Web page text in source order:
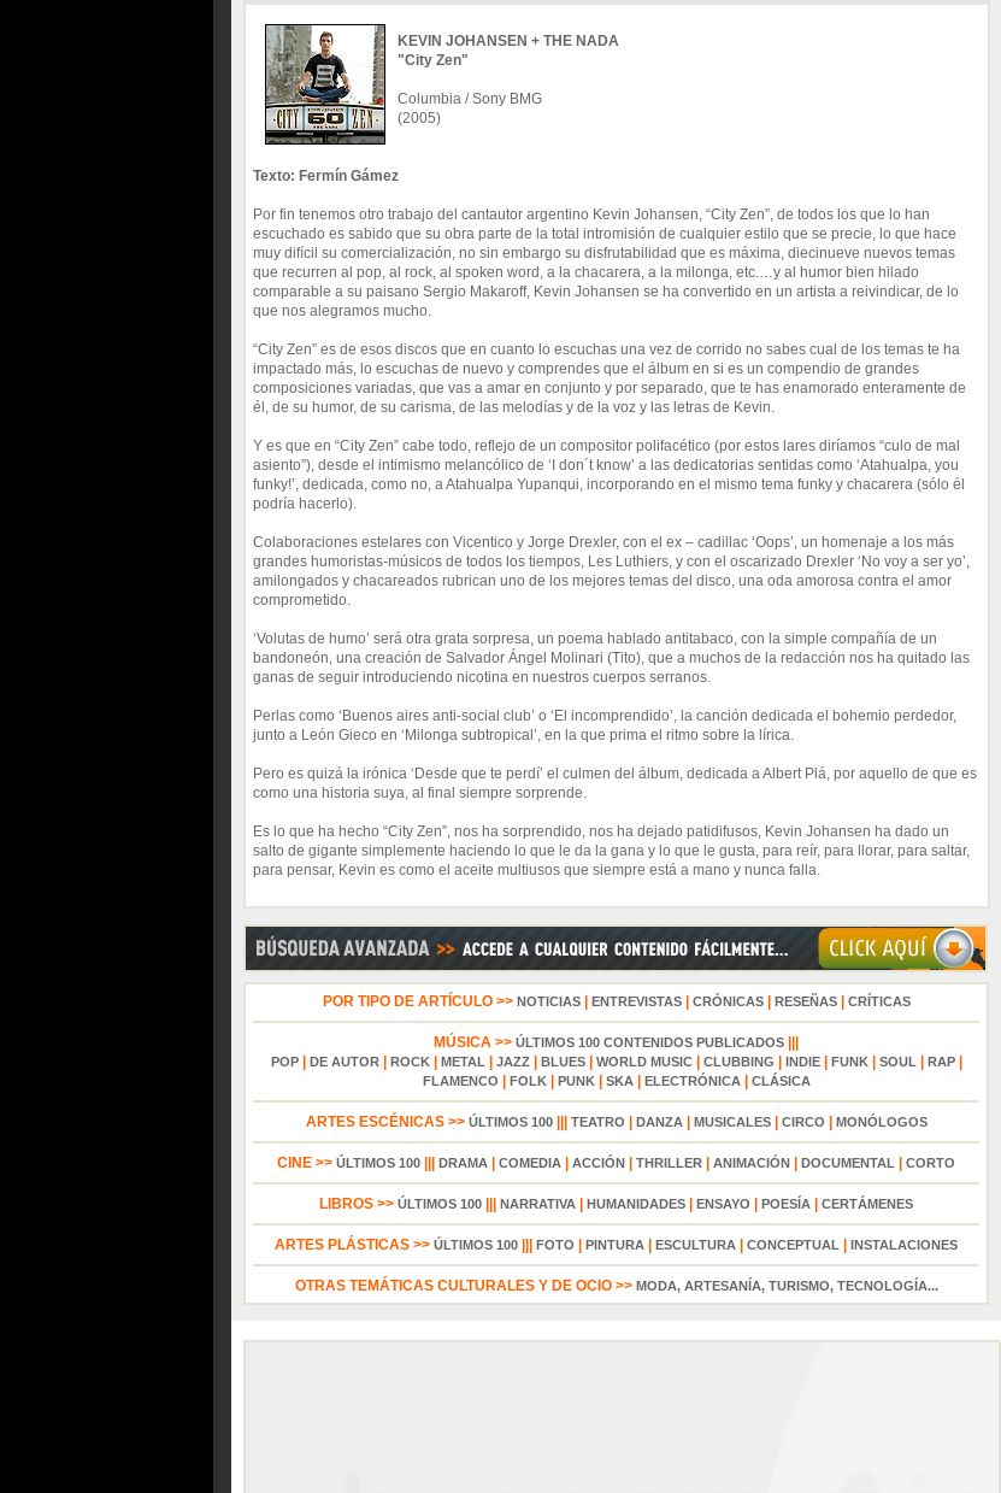
KEVIN JOHANSEN + THE NADA
"City Zen"
Columbia / Sony BMG
(2005)
Texto: Fermín Gámez
Por fin tenemos otro trabajo del cantautor argentino Kevin Johansen, “City Zen”, de todos los que lo han
escuchado es sabido que su obra parte de la total intromisión de cualquier estilo que se precie, lo que hace
muy difícil su comercialización, no sin embargo su disfrutabilidad que es máxima, diecinueve nuevos temas
que recurren al pop, al rock, al spoken word, a la chacarera, a la milonga, etc.…y al humor bien hilado
comparable a su paisano Sergio Makaroff, Kevin Johansen se ha convertido en un artista a reivindicar, de lo
que nos alegramos mucho.
“City Zen” es de esos discos que en cuanto lo escuchas una vez de corrido no sabes cual de los temas te ha
impactado más, lo escuchas de nuevo y comprendes que el álbum en si es un compendio de grandes
composiciones variadas, que vas a amar en conjunto y por separado, que te has enamorado enteramente de
él, de su humor, de su carisma, de las melodías y de la voz y las letras de Kevin.
Y es que en “City Zen” cabe todo, reflejo de un compositor polifacético (por estos lares diríamos “culo de mal
asiento”), desde el intimismo melancólico de ‘I don´t know’ a las dedicatorias sentidas como ‘Atahualpa, you
funky!’, dedicada, como no, a Atahualpa Yupanqui, incorporando en el mismo tema funky y chacarera (sólo él
podría hacerlo).
Colaboraciones estelares con Vicentico y Jorge Drexler, con el ex – cadillac ‘Oops’, un homenaje a los más
grandes humoristas-músicos de todos los tiempos, Les Luthiers, y con el oscarizado Drexler ‘No voy a ser yo’,
amilongados y chacareados rubrican uno de los mejores temas del disco, una oda amorosa contra el amor
comprometido.
‘Volutas de humo’ será otra grata sorpresa, un poema hablado antitabaco, con la simple compañía de un
bandoneón, una creación de Salvador Ángel Molinari (Tito), que a muchos de la redacción nos ha quitado las
ganas de seguir introduciendo nicotina en nuestros cuerpos serranos.
Perlas como ‘Buenos aires anti-social club’ o ‘El incomprendido’, la canción dedicada el bohemio perdedor,
junto a León Gieco en ‘Milonga subtropical’, en la que prima el ritmo sobre la lírica.
Pero es quizá la irónica ‘Desde que te perdí’ el culmen del álbum, dedicada a Albert Plá, por aquello de que es
como una historia suya, al final siempre sorprende.
Es lo que ha hecho “City Zen”, nos ha sorprendido, nos ha dejado patidifusos, Kevin Johansen ha dado un
salto de gigante simplemente haciendo lo que le da la gana y lo que le gusta, para reír, para llorar, para saltar,
para pensar, Kevin es como el aceite multiusos que siempre está a mano y nunca falla.
POR TIPO DE ARTÍCULO >> NOTICIAS| ENTREVISTAS| CRÓNICAS| RESEÑAS| CRÍTICAS
MÚSICA >> ÚLTIMOS 100 CONTENIDOS PUBLICADOS
POP| DE AUTOR| ROCK| METAL| JAZZ| BLUES| WORLD MUSIC| CLUBBING INDIE| FUNK| SOUL| RAP|
FLAMENCO FOLK| PUNK| SKA| ELECTRÓNICA| CLÁSICA
ARTES ESCÉNICAS >> ÚLTIMOS 100||| TEATRO DANZA| MUSICALES| CIRCO MONÓLOGOS
CINE >> ÚLTIMOS 100 DRAMA COMEDIA ACCIÓN THRILLER ANIMACIÓN DOCUMENTAL CORTO
LIBROS >> ÚLTIMOS 100 NARRATIVA HUMANIDADES ENSAYO POESÍA CERTÁMENES
ARTES PLÁSTICAS >> ÚLTIMOS 100 FOTO PINTURA ESCULTURA CONCEPTUAL INSTALACIONES
OTRAS TEMÁTICAS CULTURALES Y DE OCIO >> MODA, ARTESANÍA, TURISMO, TECNOLOGÍA...